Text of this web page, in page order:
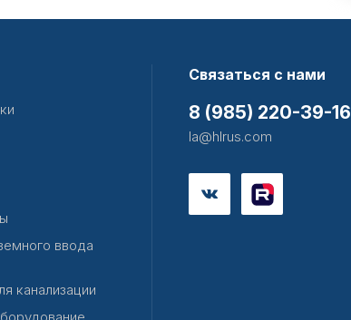
ввода
канализации
Связаться с нами
8 (985) 220-39-16
la@hlrus.com